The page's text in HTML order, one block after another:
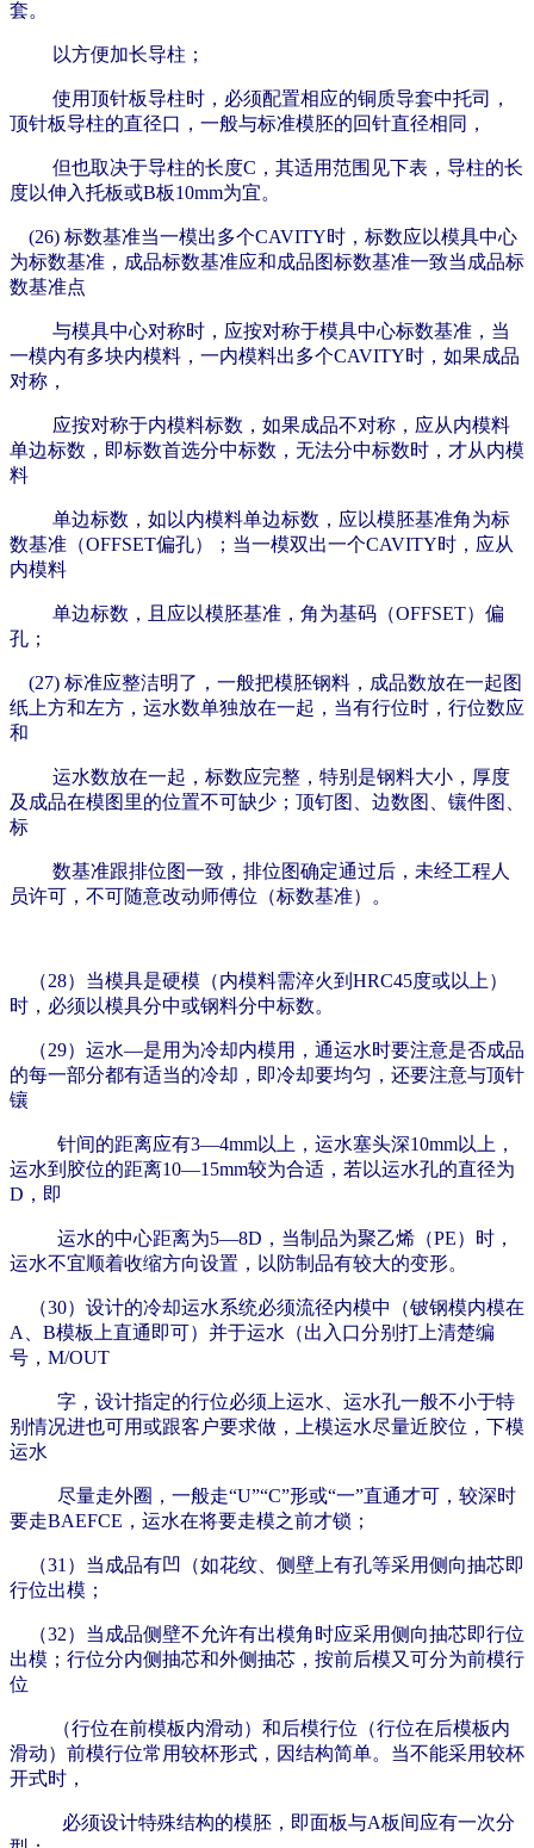
套。
以方便加长导柱；
使用顶针板导柱时，必须配置相应的铜质导套中托司，
顶针板导柱的直径口，一般与标准模胚的回针直径相同，
但也取决于导柱的长度C， 其适用范围见下表，导柱的长
度以伸入托板或B板10mm为宜。
(26) 标数基准当一模出多个CAVITY时，标数应以模具中心
为标数基准，成品标数基准应和成品图标数基准一致当成品标
数基准点
与模具中心对称时，应按对称于模具中心标数基准，当
一模内有多块内模料，一内模料出多个CAVITY时，如果成品
对称，
应按对称于内模料标数，如果成品不对称，应从内模料
单边标数，即标数首选分中标数，无法分中标数时，才从内模
料
单边标数，如以内模料单边标数， 应以模胚基准角为标
数基准（OFFSET偏孔）；当一模双出一个CAVITY时，应从
内模料
单边标数，且应以模胚基准，角为基码（OFFSET）偏
孔；
(27) 标准应整洁明了，一般把模胚钢料，成品数放在一起图
纸上方和左方，运水数单独放在一起，当有行位时，行位数应
和
运水数放在一起， 标数应完整，特别是钢料大小，厚度
及成品在模图里的位置不可缺少；顶钉图、边数图、镶件图、
标
数基准跟排位图一致，排位图确定通过后，未经工程人
员许可，不可随意改动师傅位（标数基准）。
（28）当模具是硬模（内模料需淬火到HRC45度或以上）
时，必须以模具分中或钢料分中标数。
（29）运水—是用为冷却内模用，通运水时要注意是否成品
的每一部分都有适当的冷却，即冷却要均匀，还要注意与顶针
镶
针间的距离应有3—4mm以上，运水塞头深10mm以上，
运水到胶位的距离10—15mm较为合适，若以运水孔的直径为
D，即
运水的中心距离为5—8D，当制品为聚乙烯（PE）时，
运水不宜顺着收缩方向设置，以防制品有较大的变形。
（30）设计的冷却运水系统必须流径内模中（铍钢模内模在
A、B模板上直通即可）并于运水（出入口分别打上清楚编
号，M/OUT
字，设计指定的行位必须上运水、运水孔一般不小于特
别情况进也可用或跟客户要求做，上模运水尽量近胶位，下模
运水
尽量走外圈，一般走“U”“C”形或“一”直通才可，较深时
要走BAEFCE， 运水在将要走模之前才锁；
（31）当成品有凹（如花纹、侧壁上有孔等采用侧向抽芯即
行位出模；
（32）当成品侧壁不允许有出模角时应采用侧向抽芯即行位
出模；行位分内侧抽芯和外侧抽芯，按前后模又可分为前模行
位
（行位在前模板内滑动）和后模行位（行位在后模板内
滑动） 前模行位常用较杯形式，因结构简单。当不能采用较杯
开式时，
必须设计特殊结构的模胚，即面板与A板间应有一次分